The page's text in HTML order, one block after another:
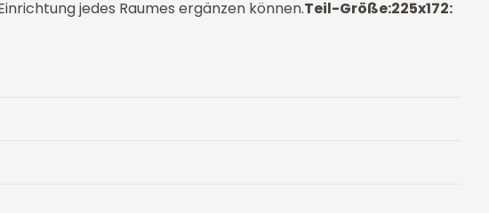
jedes Raumes ergänzen können.Teil-Größe:225x172: